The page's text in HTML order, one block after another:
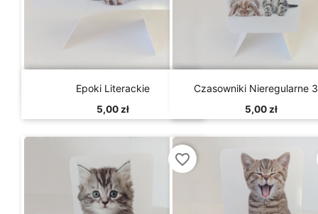
Szybki podgląd
Epoki Literackie
5,00 zł
Szybki podgląd
Czasowniki Nieregularne
5,00 zł
favorite_border